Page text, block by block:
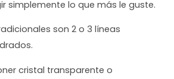
simplemente lo que más le guste.
son 2 o 3 líneas
cristal transparente o